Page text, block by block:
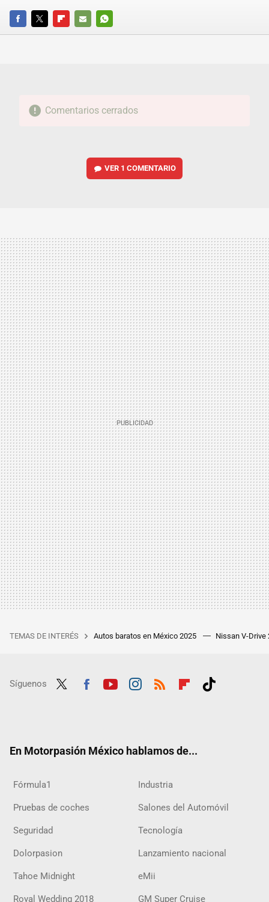
FACEBOOKTWITTERFLIPBOARD
E-
WHATSAPP
Comentarios cerrados
VER 1 COMENTARIO
TEMAS DE INTERÉS Autos baratos en México 2025 Nissan V-Drive
Síguenos
En Motorpasión México hablamos de...
Fórmula1 Industria
Pruebas de coches Salones del Automóvil
Seguridad Tecnología
Dolorpasion Lanzamiento nacional
Tahoe Midnight eMii
Royal Wedding 2018 GM Super Cruise